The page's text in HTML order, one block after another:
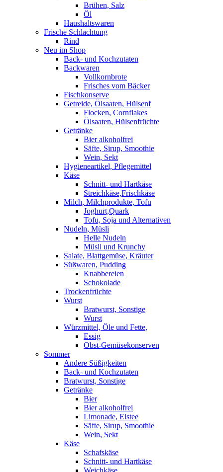
Brühen, Salz
Öl
Haushaltswaren
Frische Schlachtung
Rind
Neu im Shop
Back- und Kochzutaten
Backwaren
Vollkornbrote
Frisches vom Bäcker
Fischkonserve
Getreide, Ölsaaten, Hülsenf
Flocken, Cornflakes
Ölsaaten, Hülsenfrüchte
Getränke
Bier alkoholfrei
Säfte, Sirup, Smoothie
Wein, Sekt
Hygieneartikel, Pflegemittel
Käse
Schnitt- und Hartkäse
Streichkäse,Frischkäse
Milch, Milchprodukte, Tofu
Joghurt,Quark
Tofu, Soja und Alternativen
Nudeln, Müsli
Helle Nudeln
Müsli und Krunchy
Salate, Blattgemüse, Kräuter
Süßwaren, Pudding
Knabbereien
Schokolade
Trockenfrüchte
Wurst
Bratwurst, Sonstige
Wurst
Würzmittel, Öle und Fette,
Essig
Obst-Gemüsekonserven
Sommer
Andere Süßigkeiten
Back- und Kochzutaten
Bratwurst, Sonstige
Getränke
Bier
Bier alkoholfrei
Limonade, Eistee
Säfte, Sirup, Smoothie
Wein, Sekt
Käse
Schafskäse
Schnitt- und Hartkäse
Weichkäse